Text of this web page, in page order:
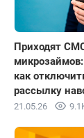
Приходят
как
рассылку
21.05.26